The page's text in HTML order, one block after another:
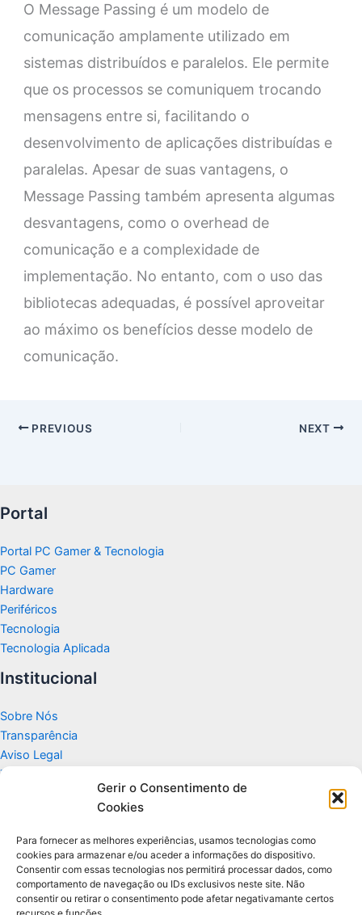
Gerir o Consentimento de
Cookies
Para fornecer as melhores experiências, usamos tecnologias como
cookies para armazenar e/ou aceder a informações do dispositivo.
Consentir com essas tecnologias nos permitirá processar dados, como
comportamento de navegação ou IDs exclusivos neste site. Não
consentir ou retirar o consentimento pode afetar negativamante certos
O Message Passing é um modelo de
comunicação amplamente utilizado em
sistemas distribuídos e paralelos. Ele permite
que os processos se comuniquem trocando
mensagens entre si, facilitando o
desenvolvimento de aplicações distribuídas e
paralelas. Apesar de suas vantagens, o
Message Passing também apresenta algumas
desvantagens, como o overhead de
comunicação e a complexidade de
implementação. No entanto, com o uso das
bibliotecas adequadas, é possível aproveitar
ao máximo os benefícios desse modelo de
comunicação.
PREVIOUS NEXT
Portal
Portal PC Gamer & Tecnologia
PC Gamer
Hardware
Periféricos
Tecnologia
Tecnologia Aplicada
Institucional
Sobre Nós
Transparência
Aviso Legal
Termos de Uso
Politicas de Privacidade e Cookies
Apoio
Glossário de Tecnologia